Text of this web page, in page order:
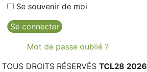
Se souvenir de moi
Se connecter
Mot de passe oublié ?
TOUS DROITS RÉSERVÉS TCL28 2026